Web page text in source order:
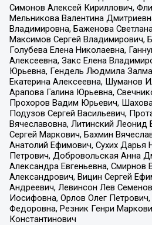
Симонов Алексей Кириллович,
Мельникова Валентина
Владимировна, Баженова
Максимов Сергей Владимирович,
Голубева Елена Николаевна,
Алексеевна, Закс Елена
Юрьевна, Гендель Людмила
Екатерина Алексеевна, Шуманов
Арапова Галина Юрьевна,
Прохоров Вадим Юрьевич,
Подузов Сергей Васильевич,
Вячеславовна, Литинский Леонид
Сергей Маркович, Бахмин
Анатолий Ефимович, Сухих Дарья
Петрович, Добровольская Анна
Александра Евгеньевна, Смирнов
Александрович, Вицин Сергей
Андреевич, Левинсон Лев
Иосифовна, Орлов Олег
Федоровна, Резник Генри
Константинович